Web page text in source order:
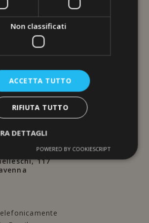
117
Non classificati
ACCETTA TUTTO
RIFIUTA TUTTO
DETTAGLI
POWERED BY COOKIESCRIPT